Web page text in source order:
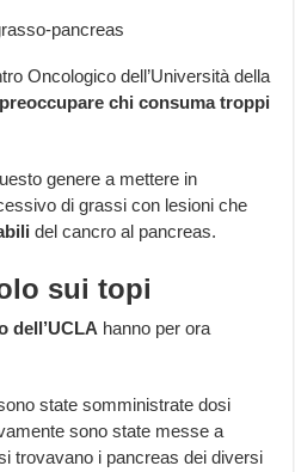
Oncologico dell’Università della
chi consuma troppi
genere a mettere in
di grassi con lesioni che
del cancro al pancreas.
sui topi
dell’UCLA hanno per ora
state somministrate dosi
sono state messe a
trovavano i pancreas dei diversi